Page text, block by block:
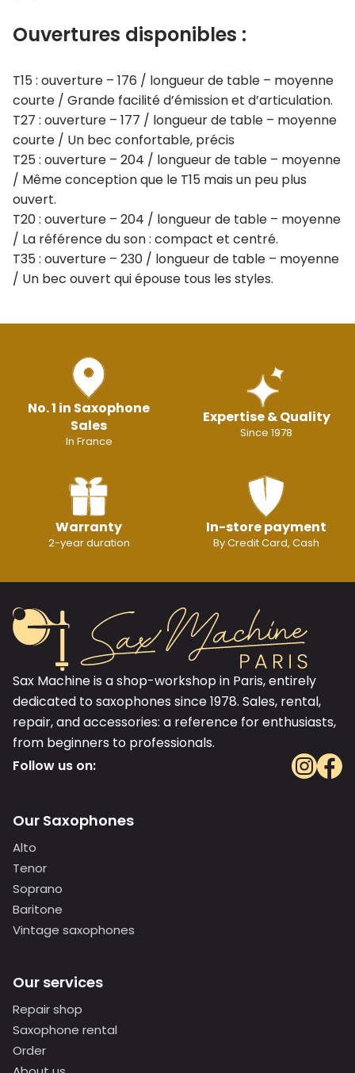
Ouvertures disponibles :
T15 : ouverture – 176 / longueur de table – moyenne
courte / Grande facilité d’émission et d’articulation.
T27 : ouverture – 177 / longueur de table – moyenne
courte / Un bec confortable, précis
T25 : ouverture – 204 / longueur de table – moyenne
/ Même conception que le T15 mais un peu plus
ouvert.
T20 : ouverture – 204 / longueur de table – moyenne
/ La référence du son : compact et centré.
T35 : ouverture – 230 / longueur de table – moyenne
/ Un bec ouvert qui épouse tous les styles.
No. 1 in Saxophone
Sales
In France
Expertise & Quality
Since 1978
Warranty
2-year duration
In-store payment
By Credit Card, Cash
Sax Machine is a shop-workshop in Paris, entirely
dedicated to saxophones since 1978. Sales, rental,
repair, and accessories: a reference for enthusiasts,
from beginners to professionals.
Follow us on:
Our Saxophones
Alto
Tenor
Soprano
Baritone
Vintage saxophones
Our services
Repair shop
Saxophone rental
Order